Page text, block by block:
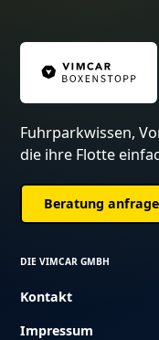
Fuhrparkwissen,
die ihre Flotte
Beratung
DIE VIMCAR GMBH
Kontakt
Impressum